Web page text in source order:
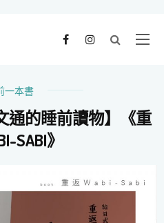
一本書
通的睡前讀物】《重
SABI》